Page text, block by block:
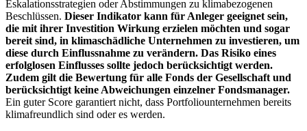
Eskalationsstrategien oder Abstimmungen zu klimabezogenen
Beschlüssen. Dieser Indikator kann für Anleger geeignet sein,
die mit ihrer Investition Wirkung erzielen möchten und sogar
bereit sind, in klimaschädliche Unternehmen zu investieren, um
diese durch Einflussnahme zu verändern. Das Risiko eines
erfolglosen Einflusses sollte jedoch berücksichtigt werden.
Zudem gilt die Bewertung für alle Fonds der Gesellschaft und
berücksichtigt keine Abweichungen einzelner Fondsmanager.
Ein guter Score garantiert nicht, dass Portfoliounternehmen bereits
klimafreundlich sind oder es werden.